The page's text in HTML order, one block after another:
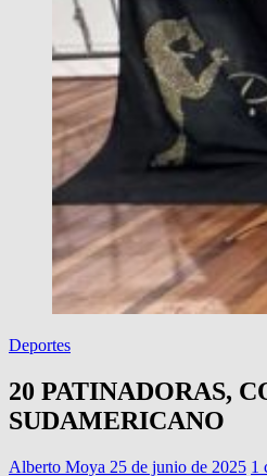
Deportes
20 PATINADORAS,
SUDAMERICANO
Alberto Moya 25 de junio de 2025 1